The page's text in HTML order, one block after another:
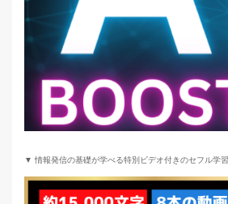
▼ 情報発信の基礎が学べる特別ビデオ付きのセフル学習